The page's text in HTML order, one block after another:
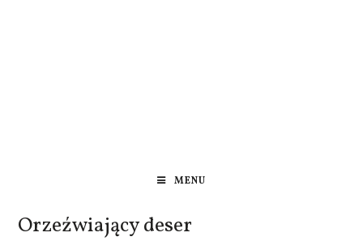
MENU
Orzeźwiający deser